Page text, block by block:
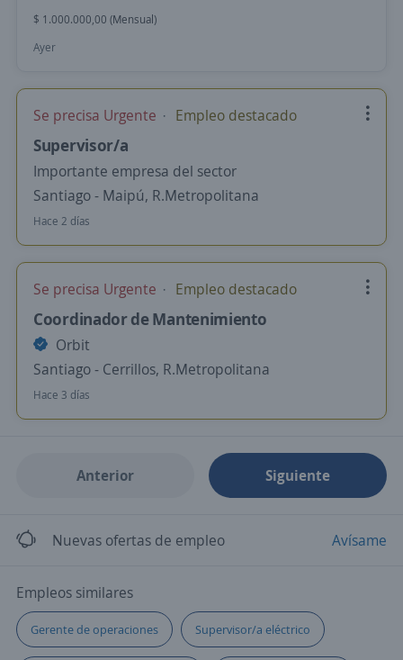
$ 1.000.000,00 (Mensual)
Ayer
Se precisa Urgente Empleo destacado
Supervisor/a
Importante empresa del sector
Santiago - Maipú, R.Metropolitana
Hace 2 días
Se precisa Urgente Empleo destacado
Coordinador de Mantenimiento
Orbit
Santiago - Cerrillos, R.Metropolitana
Hace 3 días
Anterior Siguiente
Nuevas ofertas de empleo Avísame
Empleos similares
Gerente de operaciones Supervisor/a eléctrico